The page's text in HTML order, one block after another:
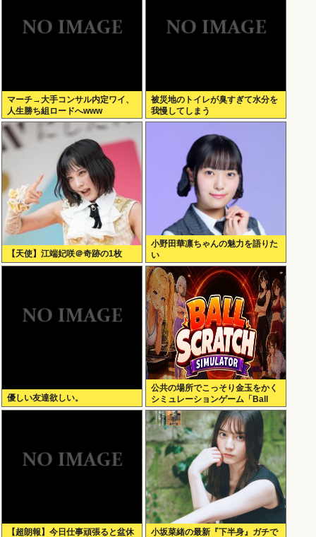
マーチ→大手コンサル内定ワイ、
人生勝ち組ロードへwww
被災地のトイレが臭すぎて水分を
我慢してしまう
【天使】江端妃咲＠奇跡の1枚
小野田華凛ちゃんの魅力を語りた
い
優しい友達欲しい。
公共の場所でこっそり金玉をかく
シミュレーションゲーム「Ball
Scratch Simulator」がSteamで
発表される
【超朗報】今日仕事頑張ると盆休
小坂菜緒の最新『下半身』ガチで